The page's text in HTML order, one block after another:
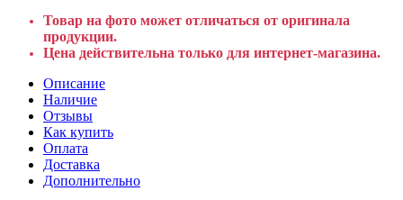
Товар на фото может отличаться от оригинала
продукции.
Цена действительна только для интернет-магазина.
Описание
Наличие
Отзывы
Как купить
Оплата
Доставка
Дополнительно